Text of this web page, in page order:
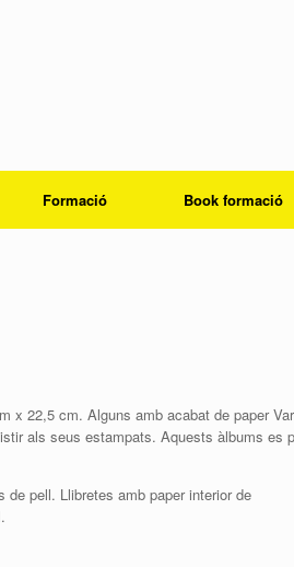
Formació Book formació
x 22,5 cm. Alguns amb acabat de paper
als seus estampats. Aquests àlbums es
pell. Llibretes amb paper interior de